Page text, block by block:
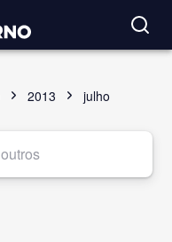
2013 julho